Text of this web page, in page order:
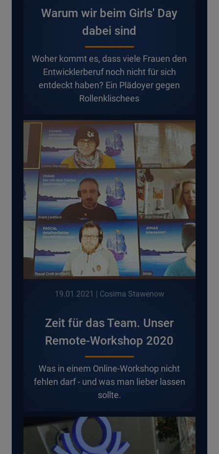
Warum wir beim Girls' Day
dabei sind
Woher kommt es, dass viele Frauen den
Entwicklerberuf noch nicht für sich
entdeckt haben? Ein Plädoyer gegen
Rollenklischees
19.01.2021 | Cosima Stawenow
Zeit für das Team. Unser
Remote-Workshop 2020
Was in einem Online-Workshop nicht
fehlen darf - und was man lieber lassen
sollte.